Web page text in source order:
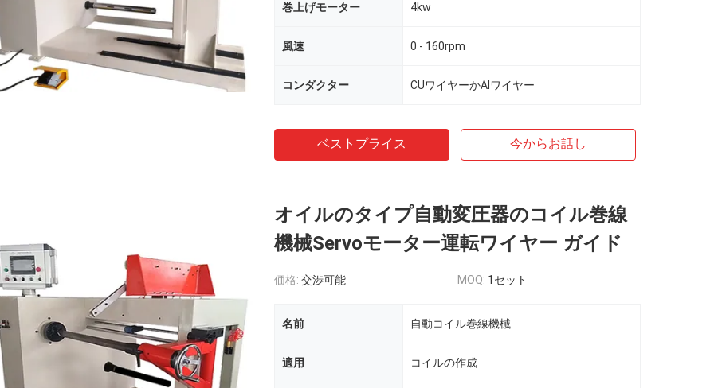
巻上げモーター 4kw
風速 0 - 160rpm
コンダクター CUワイヤーかAlワイヤー
ベストプライス 今からお話し
オイルのタイプ自動変圧器のコイル巻線
機械Servoモーター運転ワイヤー ガイド
価格: 交渉可能 MOQ: 1セット
名前 自動コイル巻線機械
適用 コイルの作成